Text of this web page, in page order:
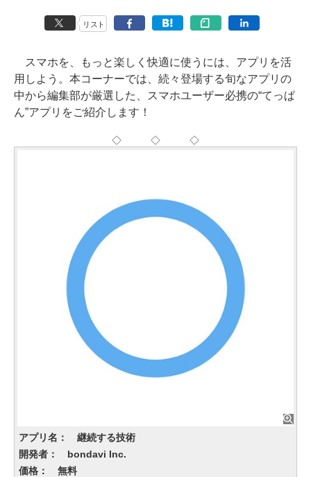
リスト
スマホを、もっと楽しく快適に使うには、アプリを活
用しよう。本コーナーでは、続々登場する旬なアプリの
中から編集部が厳選した、スマホユーザー必携の“てっぱ
ん”アプリをご紹介します！
◇ ◇ ◇
アプリ名： 継続する技術
開発者： bondavi Inc.
価格： 無料